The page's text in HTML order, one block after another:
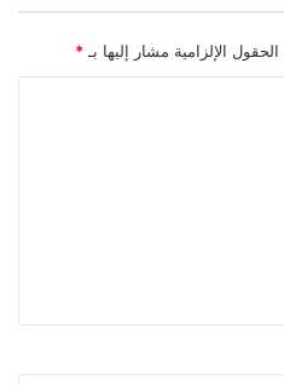
الحقول الإلزامية مشار إليها بـ *